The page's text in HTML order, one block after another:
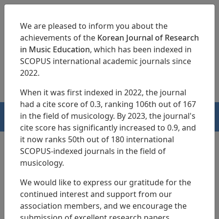
pISSN 1229-4179 eISSN 2713-3788
HOME
Untersuchung der
musikprogramme fuer die
We are pleased to inform you about the
achievements of the Korean Journal of Research
in Music Education, which has been indexed in
SCOPUS international academic journals since
2022.
When it was first indexed in 2022, the journal
had a cite score of 0.3, ranking 106th out of 167
in the field of musicology. By 2023, the journal's
cite score has significantly increased to 0.9, and
it now ranks 50th out of 180 international
SCOPUS-indexed journals in the field of
musicology.
We would like to express our gratitude for the
continued interest and support from our
association members, and we encourage the